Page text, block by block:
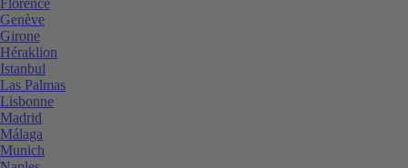
Genève
Girone
Héraklion
Istanbul
Las Palmas
Lisbonne
Madrid
Málaga
Munich